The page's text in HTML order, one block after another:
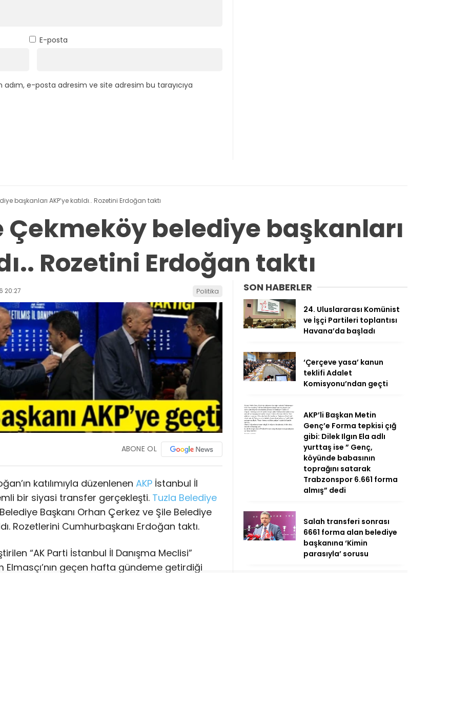
E-posta
adım, e-posta adresim ve site adresim bu tarayıcıya
başkanları AKP’ye katıldı.. Rozetini Erdoğan taktı
Çekmeköy belediye başkanları
Rozetini Erdoğan taktı
20:27 Politika
ABONE OL
katılımıyla düzenlenen AKP İstanbul İl
bir siyasi transfer gerçekleşti. Tuzla Belediye
Belediye Başkanı Orhan Çerkez ve Şile Belediye
Rozetlerini Cumhurbaşkanı Erdoğan taktı.
“AK Parti İstanbul İl Danışma Meclisi”
geçen hafta gündeme getirdiği
SON HABERLER
24. Uluslararası Komünist
ve İşçi Partileri toplantısı
Havana’da başladı
‘Çerçeve yasa’ kanun
teklifi Adalet
Komisyonu’ndan geçti
AKP’li Başkan Metin
Genç’e Forma tepkisi çığ
gibi: Dilek Ilgın Ela adlı
yurttaş ise ” Genç,
köyünde babasının
toprağını satarak
Trabzonspor 6.661 forma
almış” dedi
Salah transferi sonrası
6661 forma alan belediye
başkanına ‘Kimin
parasıyla’ sorusu